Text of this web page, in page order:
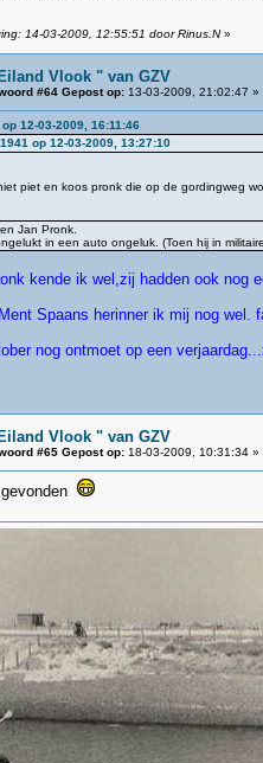
14-03-2009, 12:55:51 door Rinus.N»
Vlook " van GZV
#64 Gepost op:13-03-2009, 21:02:47 »
12-03-2009, 16:11:46
op 12-03-2009, 13:27:10
piet en koos pronk die op de gordingweg
Jan Pronk.
in een auto ongeluk. (Toen hij in
kende ik wel,zij hadden ook nog
Spaans herinner ik mij nog wel.
nog ontmoet op een
Vlook " van GZV
#65 Gepost op:18-03-2009, 10:31:34 »